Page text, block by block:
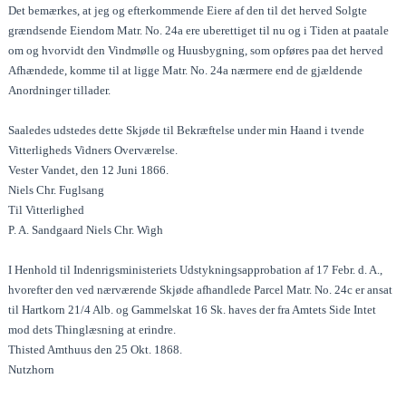
Det bemærkes, at jeg og efterkommende Eiere af den til det herved Solgte
grændsende Eiendom Matr. No. 24a ere uberettiget til nu og i Tiden at paatale
om og hvorvidt den Vindmølle og Huusbygning, som opføres paa det herved
Afhændede, komme til at ligge Matr. No. 24a nærmere end de gjældende
Anordninger tillader.
Saaledes udstedes dette Skjøde til Bekræftelse under min Haand i tvende
Vitterligheds Vidners Overværelse.
Vester Vandet, den 12 Juni 1866.
Niels Chr. Fuglsang
Til Vitterlighed
P. A. Sandgaard Niels Chr. Wigh
I Henhold til Indenrigsministeriets Udstykningsapprobation af 17 Febr. d. A.,
hvorefter den ved nærværende Skjøde afhandlede Parcel Matr. No. 24c er ansat
til Hartkorn 21/4 Alb. og Gammelskat 16 Sk. haves der fra Amtets Side Intet
mod dets Thinglæsning at erindre.
Thisted Amthuus den 25 Okt. 1868.
Nutzhorn